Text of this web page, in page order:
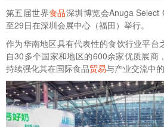
第五届世界食品深圳博览会Anuga Select
至29日在深圳会展中心（福田）举行。
作为华南地区具有代表性的食饮行业平台
自30多个国家和地区的600余家优质展商
持续强化其在国际食品贸易与产业交流中